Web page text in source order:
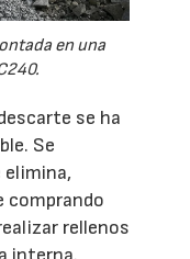
en una
se ha
Se
elimina,
comprando
rellenos